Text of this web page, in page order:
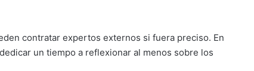
contratar expertos externos si fuera preciso. En
un tiempo a reflexionar al menos sobre los